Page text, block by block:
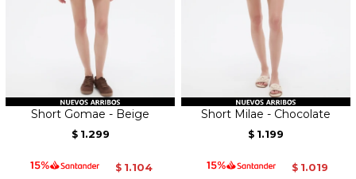
Short Gomae - Beige
$ 1.299
$ 1.104
Short Milae - Chocolate
$ 1.199
$ 1.019